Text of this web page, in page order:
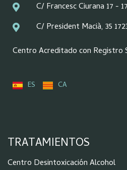
C/ Francesc Ciurana 17 -
C/ President Macià, 35
Centro Acreditado con Registro
ES CA
TRATAMIENTOS
Centro Desintoxicación Alcohol